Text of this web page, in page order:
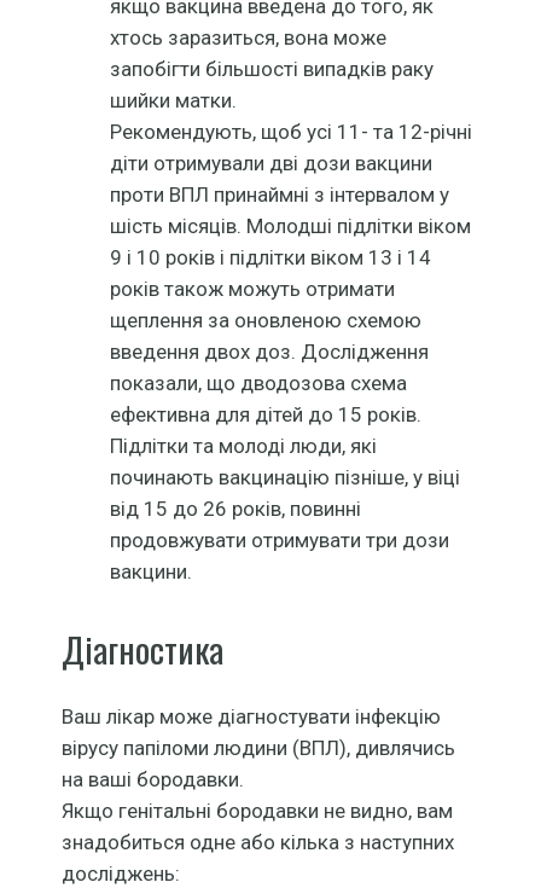
якщо вакцина введена до того, як
хтось заразиться, вона може
запобігти більшості випадків раку
шийки матки.
Рекомендують, щоб усі 11- та 12-річні
діти отримували дві дози вакцини
проти ВПЛ принаймні з інтервалом у
шість місяців. Молодші підлітки віком
9 і 10 років і підлітки віком 13 і 14
років також можуть отримати
щеплення за оновленою схемою
введення двох доз. Дослідження
показали, що дводозова схема
ефективна для дітей до 15 років.
Підлітки та молоді люди, які
починають вакцинацію пізніше, у віці
від 15 до 26 років, повинні
продовжувати отримувати три дози
вакцини.
Діагностика
Ваш лікар може діагностувати інфекцію
вірусу папіломи людини (ВПЛ), дивлячись
на ваші бородавки.
Якщо генітальні бородавки не видно, вам
знадобиться одне або кілька з наступних
досліджень: